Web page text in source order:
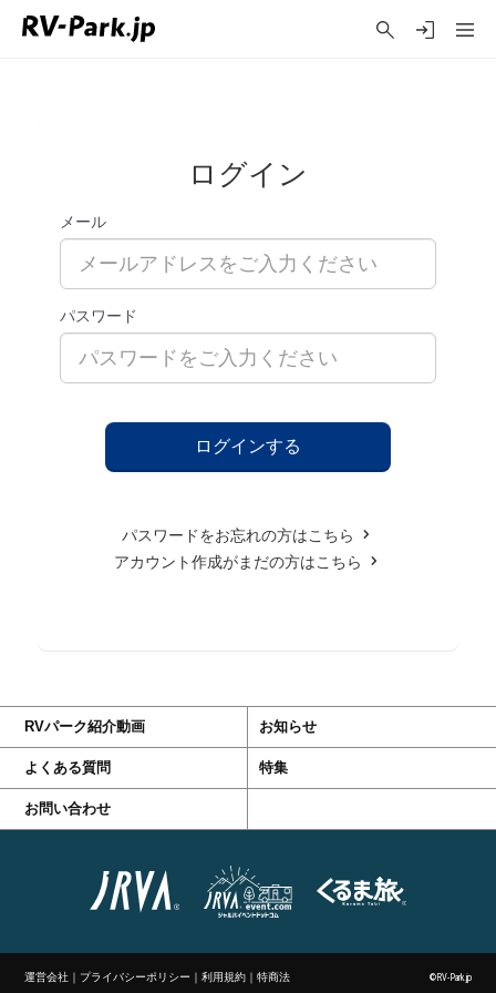
ログイン
メール
パスワード
パスワードをお忘れの方はこちら
アカウント作成がまだの方はこちら
RVパーク紹介動画 お知らせ
よくある質問 特集
お問い合わせ
運営会社 ｜ プライバシーポリシー ｜利用規約 ｜特商法 ©RV-Park.jp